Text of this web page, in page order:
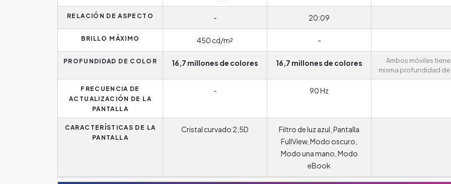
RELACIÓN DE ASPECTO - 20:09
BRILLO MÁXIMO 450 cd/m² -
PROFUNDIDAD DE COLOR 16,7 millones de colores 16,7 millones de colores
Ambos móviles
misma profundidad de
FRECUENCIA DE
ACTUALIZACIÓN DE LA
PANTALLA
- 90 Hz
CARACTERÍSTICAS DE LA
PANTALLA
Cristal curvado 2,5D
Filtro de luz azul, Pantalla
FullView, Modo oscuro,
Modo una mano, Modo
eBook